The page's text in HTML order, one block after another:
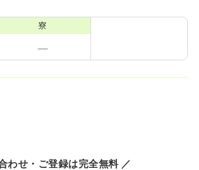
寮
わせ・ご登録は完全無料 ／